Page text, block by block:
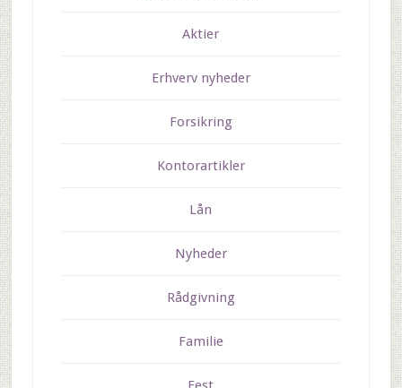
Aktier
Erhverv nyheder
Forsikring
Kontorartikler
Lån
Nyheder
Rådgivning
Familie